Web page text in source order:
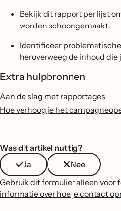
Bekijk dit rapport per lijst
worden schoongemaakt.
Identificeer
heroverweeg de inhoud die
Extra hulpbronnen
Aan de slag met rapportages
Hoe verhoog je het
Was dit artikel nuttig?
Ja
Nee
Gebruik dit formulier alleen voor
informatie over hoe je contact